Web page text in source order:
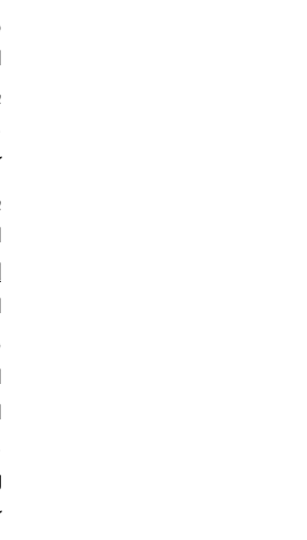
استكشف آخر
استخدام الميزات
قصص
استمع مباشرة
مسيرتنا،
استكشف الفرص
دع فريقنا